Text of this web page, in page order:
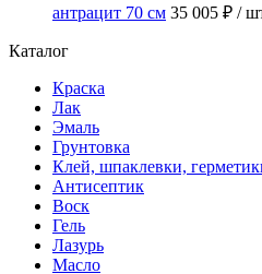
антрацит 70 см 35 005 ₽ /
Каталог
Краска
Лак
Эмаль
Грунтовка
Клей, шпаклевки,
Антисептик
Воск
Гель
Лазурь
Масло